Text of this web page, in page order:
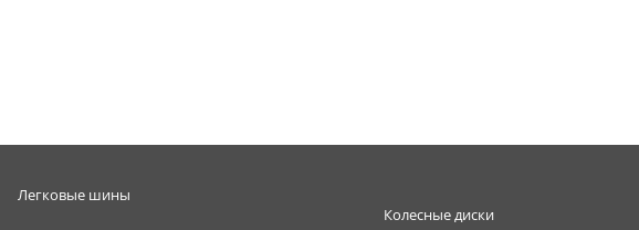
Легковые шины
Колесные диски